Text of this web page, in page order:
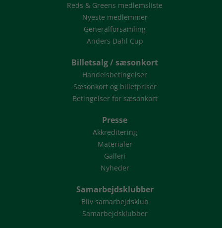
Reds & Greens medlemsliste
Nyeste medlemmer
Generalforsamling
Anders Dahl Cup
Billetsalg / sæsonkort
Handelsbetingelser
Sæsonkort og billetpriser
Betingelser for sæsonkort
Presse
Akkreditering
Materialer
Galleri
Nyheder
Samarbejdsklubber
Bliv samarbejdsklub
Samarbejdsklubber